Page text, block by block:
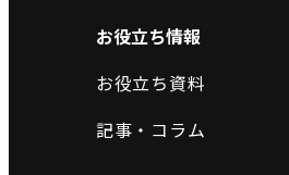
お役立ち情報
お役立ち資料
記事・コラム